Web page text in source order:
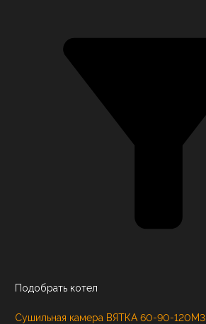
Подобрать котел
Сушильная камера ВЯТКА 60-90-120М3